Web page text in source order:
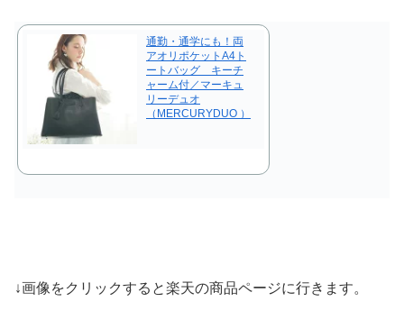
通勤・通学にも！両
アオリポケットA4ト
ートバッグ キーチ
ャーム付／マーキュ
リーデュオ
（MERCURYDUO ）
↓画像をクリックすると楽天の商品ページに行きます。